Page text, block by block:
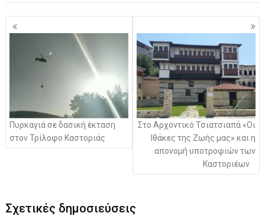
Πλοήγηση
άρθρων
Πυρκαγιά σε δασική έκταση
στον Τρίλοφο Καστοριάς
Στο Αρχοντικό Τσιατσιαπά «Οι
Ιθάκες της Ζωής μας» και η
απονομή υποτροφιών των
Καστοριέων
Σχετικές δημοσιεύσεις